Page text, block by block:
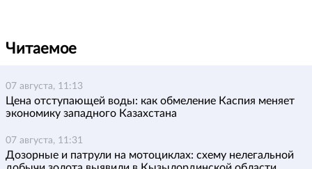
Читаемое
07 августа, 11:13
Цена отступающей воды: как обмеление Каспия меняет
экономику западного Казахстана
07 августа, 11:31
Дозорные и патрули на мотоциклах: схему нелегальной